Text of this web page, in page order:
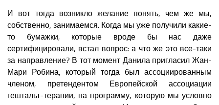
И вот тогда возникло желание понять, чем же мы,
собственно, занимаемся. Когда мы уже получили какие-
то бумажки, которые вроде бы нас даже
сертифицировали, встал вопрос: а что же это все-таки
за направление? В тот момент Данила пригласил Жан-
Мари Робина, который тогда был ассоциированным
членом, претендентом Европейской ассоциации
гештальт-терапии, на программу, которую мы условно